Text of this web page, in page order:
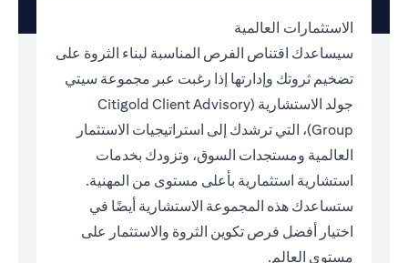
الاستثمارات العالمية
سيساعدك اقتناص الفرص المناسبة لبناء الثروة على
تضخيم ثروتك وإدارتها إذا رغبت عبر مجموعة سيتي
جولد الاستشارية (Citigold Client Advisory
Group)، التي ترشدك إلى استراتيجيات الاستثمار
العالمية ومستجدات السوق، وتزودك بخدمات
استشارية استثمارية بأعلى مستوى من المهنية.
ستساعدك هذه المجموعة الاستشارية أيضًا في
اختيار أفضل فرص تكوين الثروة والاستثمار على
مستوى العالم.